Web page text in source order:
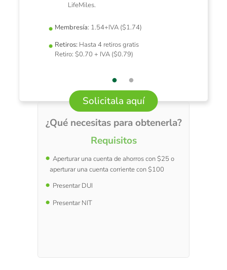
LifeMiles.
Membresía: 1.54+IVA ($1.74)
Retiros: Hasta 4 retiros gratis
Retiro: $0.70 + IVA ($0.79)
Solicitala aquí
¿Qué necesitas para obtenerla?
Requisitos
Aperturar una cuenta de ahorros con $25 o
aperturar una cuenta corriente con $100
Presentar DUI
Presentar NIT